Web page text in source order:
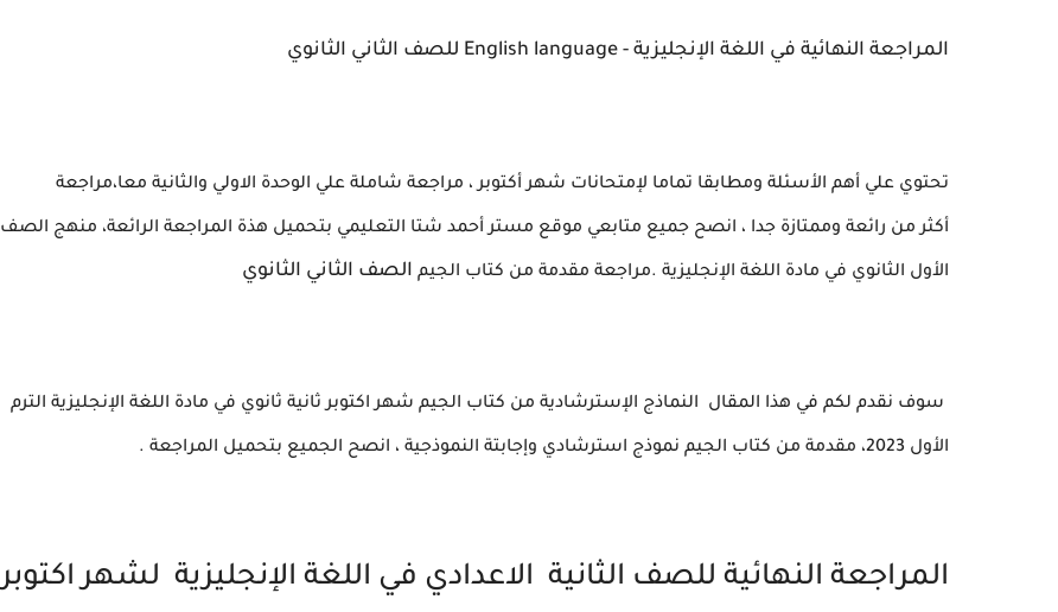
المراجعة النهائية في اللغة الإنجليزية - English language للصف الثاني الثانوي
تحتوي علي أهم الأسئلة ومطابقا تماما لإمتحانات شهر أكتوبر ، مراجعة شاملة علي الوحدة الاولي والثانية معا،مراجعة
أكثر من رائعة وممتازة جدا ، انصح جميع متابعي موقع مستر أحمد شتا التعليمي بتحميل هذة المراجعة الرائعة، منهج الصف
الأول الثانوي في مادة اللغة الإنجليزية .مراجعة مقدمة من كتاب الجيم الصف الثاني الثانوي
سوف نقدم لكم في هذا المقال النماذج الإسترشادية من كتاب الجيم شهر اكتوبر ثانية ثانوي في مادة اللغة الإنجليزية الترم
الأول 2023، مقدمة من كتاب الجيم نموذج استرشادي وإجابتة النموذجية ، انصح الجميع بتحميل المراجعة .
المراجعة النهائية للصف الثانية الاعدادي في اللغة الإنجليزية لشهر اكتوبر